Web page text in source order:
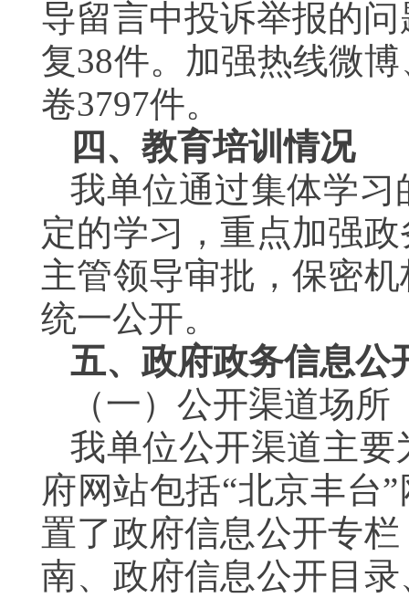
导留言中投诉举报的
复38件。加强热线微
卷3797件。
四、教育培训情况
我单位通过集体学
定的学习，重点加强
主管领导审批，保密
统一公开。
五、政府政务信息公
（一）公开渠道
我单位公开渠道主
府网站包括“北京丰台
置了政府信息公开专
南、政府信息公开目